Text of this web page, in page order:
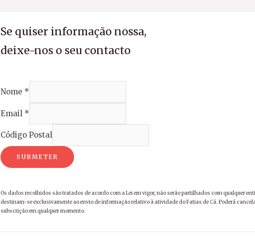
Se quiser informação nossa,
deixe-nos o seu contacto
Nome *
Email *
Código Postal
SUBMETER
Os dados recolhidos são tratados de acordo com a Lei em vigor, não serão partilhados com qualquer
destinam-se exclusivamente ao envio de informação relativo à atividade do Fatias de Cá. Poderá
subscrição em qualquer momento.